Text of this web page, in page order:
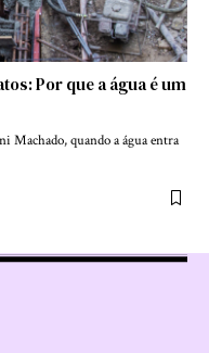
Por que a água é um
Machado, quando a água entra